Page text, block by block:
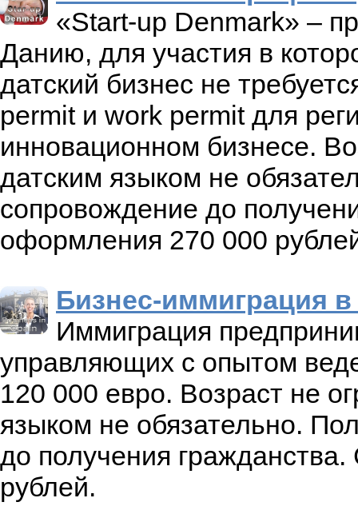
«Start-up Denmark» –
Данию, для участия в
датский бизнес не
permit и work permit для
инновационном бизнесе.
датским языком не
сопровождение до
оформления 270 000
Бизнес-иммиграция
Иммиграция
управляющих с опытом
120 000 евро. Возраст не
языком не обязательно.
до получения
рублей.